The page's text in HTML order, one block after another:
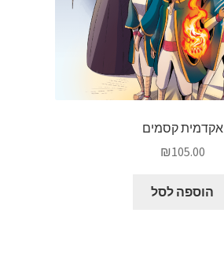
אקדמית קסמים
₪105.00
הוספה לסל